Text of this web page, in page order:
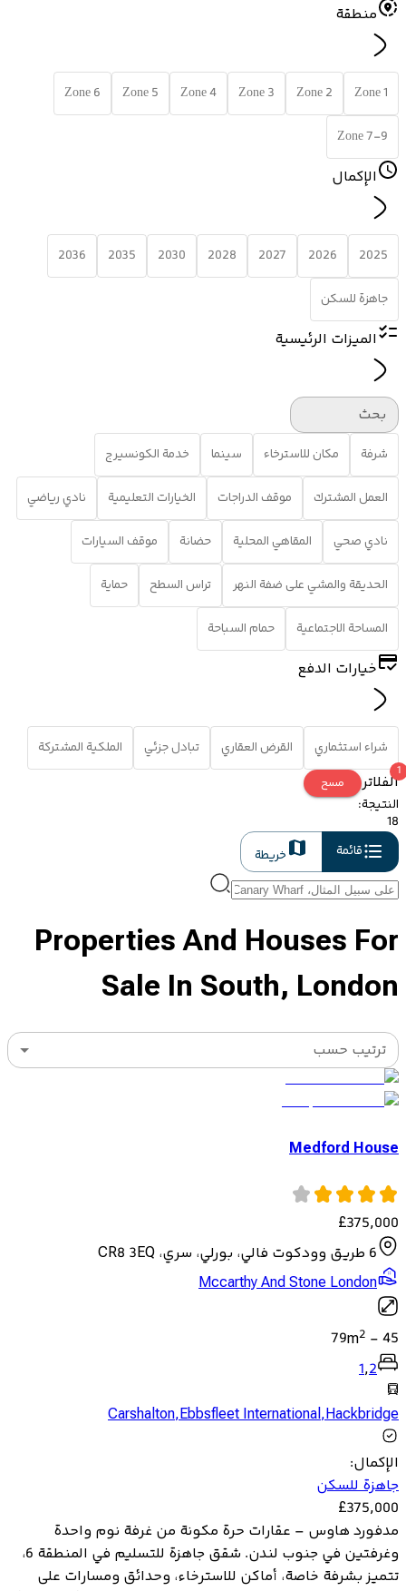
منطقة
Zone 1
Zone 2
Zone 3
Zone 4
Zone 5
Zone 6
Zone 7-9
الإكمال
2025
2026
2027
2028
2030
2035
2036
جاهزة للسكن
الميزات الرئيسية
بحث
شرفة مكان للاسترخاء سينما خدمة الكونسيرج
العمل المشترك موقف الدراجات الخيارات التعليمية نادي رياضي
نادي صحي المقاهي المحلية حضانة موقف السيارات
الحديقة والمشي على ضفة النهر تراس السطح حماية
المساحة الاجتماعية حمام السباحة
خيارات الدفع
شراء استثماري القرض العقاري تبادل جزئي الملكية المشتركة
الفلاتر
1
مسح
النتيجة:
18
قائمة
خريطة
Properties And Houses For
Sale In South, London
ترتيب حسب
Medford House
£375,000
6 طريق وودكوت فالي، بورلي، سري، CR8 3EQ
Mccarthy And Stone London
45
-
79m2
1,2
Carshalton,Ebbsfleet International,Hackbridge
الإكمال:
جاهزة للسكن
£375,000
مدفورد هاوس – عقارات حرة مكونة من غرفة نوم واحدة
وغرفتين في جنوب لندن. شقق جاهزة للتسليم في المنطقة 6،
تتميز بشرفة خاصة، أماكن للاسترخاء، وحدائق ومسارات على